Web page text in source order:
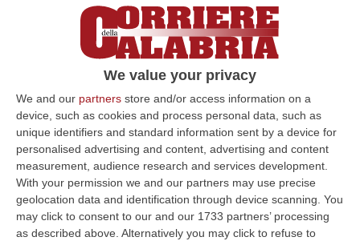
We value your privacy
We and our partners store and/or access information on a
device, such as cookies and process personal data, such as
unique identifiers and standard information sent by a device for
personalised advertising and content, advertising and content
measurement, audience research and services development.
With your permission we and our partners may use precise
geolocation data and identification through device scanning. You
may click to consent to our and our 1733 partners’ processing
as described above. Alternatively you may click to refuse to
Il Cardinale Eijk in visita alla Camera di
Commercio di Cosenza